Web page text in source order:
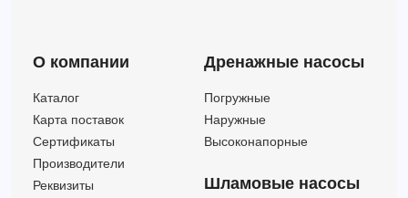
О компании
Каталог
Карта поставок
Сертификаты
Производители
Реквизиты
Дренажные насосы
Погружные
Наружные
Высоконапорные
Шламовые насосы